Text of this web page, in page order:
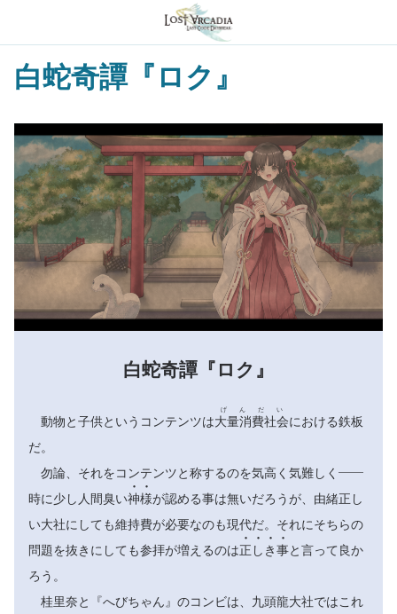
白蛇奇譚『ロク』
白蛇奇譚『ロク』
動物と子供というコンテンツは大量消費社会
げんだい
における鉄板
だ。
勿論、それをコンテンツと称するのを気高く気難しく――
時に少し人間臭い神

様

が認める事は無いだろうが、由緒正し
い大社にしても維持費が必要なのも現代だ。それにそちらの
問題を抜きにしても参拝が増えるのは正

し

き

事

と言って良か
ろう。
桂里奈と『へびちゃん』のコンビは、九頭龍大社ではこれ